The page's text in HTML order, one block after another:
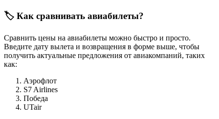
🏷️ Как сравнивать авиабилеты?
Сравнить цены на авиабилеты можно быстро и просто.
Введите дату вылета и возвращения в форме выше, чтобы
получить актуальные предложения от авиакомпаний, таких
как:
Аэрофлот
S7 Airlines
Победа
UTair